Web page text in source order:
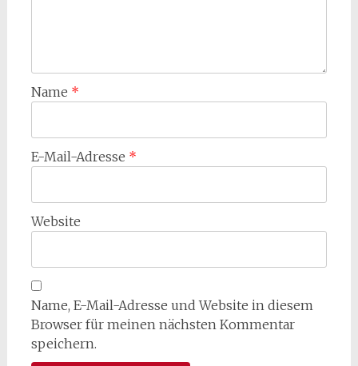
Name *
E-Mail-Adresse *
Website
Name, E-Mail-Adresse und Website in diesem
Browser für meinen nächsten Kommentar
speichern.